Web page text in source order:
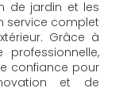
de jardin et les
service complet
Grâce à
confiance pour
et de